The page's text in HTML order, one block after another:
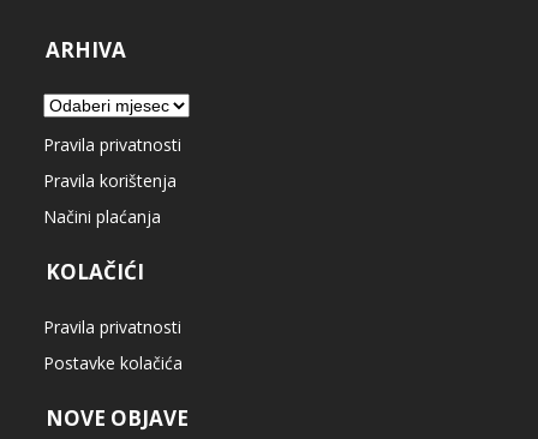
ARHIVA
Arhiva
Pravila privatnosti
Pravila korištenja
Načini plaćanja
KOLAČIĆI
Pravila privatnosti
Postavke kolačića
NOVE OBJAVE